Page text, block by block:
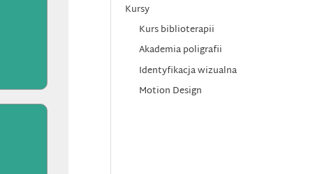
Kursy
Kurs biblioterapii
Akademia poligrafii
Identyfikacja wizualna
Motion Design